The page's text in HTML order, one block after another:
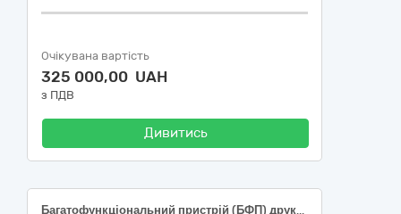
Очікувана вартість
325 000,00 UAH
з ПДВ
Дивитись
Багатофункціональний пристрій (БФП) друку (ДК 021:2015 30192400-5 «Копіювально-розмножувальне приладдя»)